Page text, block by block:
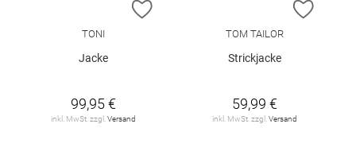
ZUR WUNSCHLISTE HINZUFÜGEN
TONI
Jacke
99,95 €
inkl. MwSt. zzgl. Versand
ZUR
TOM TAILOR
Strickjacke
59,99 €
inkl. MwSt. zzgl. Versand